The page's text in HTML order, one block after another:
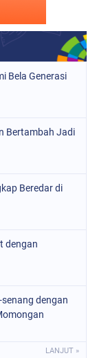
Bela Generasi
Bertambah Jadi
Beredar di
dengan
dengan
LANJUT »